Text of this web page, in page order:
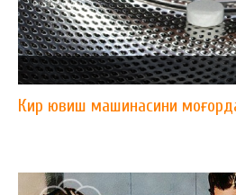
Кир ювиш машинасини